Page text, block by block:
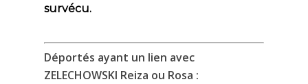
survécu.
Déportés ayant un lien avec
ZELECHOWSKI Reiza ou Rosa :